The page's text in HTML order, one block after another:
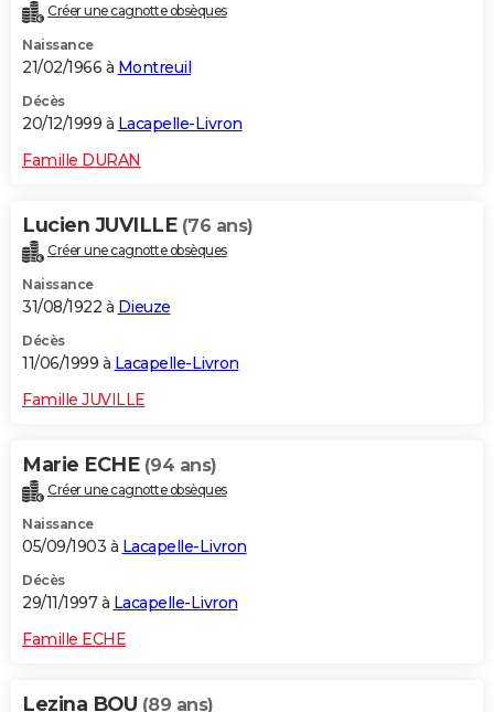
Créer une cagnotte obsèques
Naissance
21/02/1966 à Montreuil
Décès
20/12/1999 à Lacapelle-Livron
Famille DURAN
Lucien JUVILLE (76 ans)
Créer une cagnotte obsèques
Naissance
31/08/1922 à Dieuze
Décès
11/06/1999 à Lacapelle-Livron
Famille JUVILLE
Marie ECHE (94 ans)
Créer une cagnotte obsèques
Naissance
05/09/1903 à Lacapelle-Livron
Décès
29/11/1997 à Lacapelle-Livron
Famille ECHE
Lezina BOU (89 ans)